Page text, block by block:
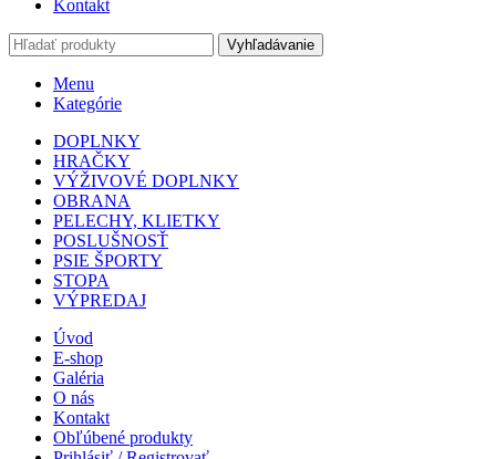
Kontakt
Vyhľadávanie
Menu
Kategórie
DOPLNKY
HRAČKY
VÝŽIVOVÉ DOPLNKY
OBRANA
PELECHY, KLIETKY
POSLUŠNOSŤ
PSIE ŠPORTY
STOPA
VÝPREDAJ
Úvod
E-shop
Galéria
O nás
Kontakt
Obľúbené produkty